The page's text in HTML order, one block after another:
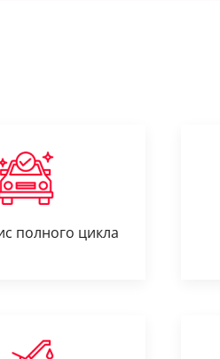
полного цикла